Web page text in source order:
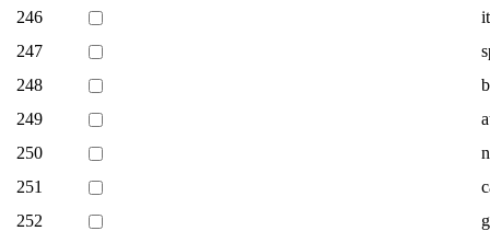
246
247
248
249
250
251
252